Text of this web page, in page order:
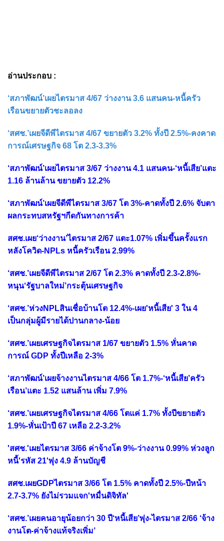
อ่านประกอบ :
‘สภาพัฒน์’เผยไตรมาส 4/67 ว่างงาน 3.6 แสนคน-หนี้ครัว
เรือนขยายตัวชะลอลง
‘สศช.’เผยจีดีพีไตรมาส 4/67 ขยายตัว 3.2% ทั้งปี 2.5%-คงคาด
การณ์เศรษฐกิจ 68 โต 2.3-3.3%
‘สภาพัฒน์’เผยไตรมาส 3/67 ว่างงาน 4.1 แสนคน-‘หนี้เสีย’แตะ
1.16 ล้านล้าน ขยายตัว 12.2%
‘สภาพัฒน์’เผยจีดีพีไตรมาส 3/67 โต 3%-คาดทั้งปี 2.6% จับตา
ผลกระทบสหรัฐฯกีดกันทางการค้า
สศช.เผย‘ว่างงาน’ไตรมาส 2/67 แตะ1.07% เพิ่มขึ้นครั้งแรก
หลังโควิด-NPLs หนี้ครัวเรือน 2.99%
‘สศช.’เผยจีดีพีไตรมาส 2/67 โต 2.3% คาดทั้งปี 2.3-2.8%-
หนุน‘รัฐบาลใหม่’กระตุ้นเศรษฐกิจ
‘สศช.’ห่วงNPLสินเชื่อบ้านโต 12.4%-เผย'หนี้เสีย' 3 ใน 4
เป็นกลุ่มผู้มีรายได้ปานกลาง-น้อย
‘สศช.’เผยเศรษฐกิจไตรมาส 1/67 ขยายตัว 1.5% หั่นคาด
การณ์ GDP ทั้งปีเหลือ 2-3%
‘สภาพัฒน์’เผยจ้างงานไตรมาส 4/66 โต 1.7%-‘หนี้เสีย’ครัว
เรือน’แตะ 1.52 แสนล้าน เพิ่ม 7.9%
‘สศช.’เผยเศรษฐกิจไตรมาส 4/66 โตแค่ 1.7% ทั้งปีขยายตัว
1.9%-หั่นเป้าปี 67 เหลือ 2.2-3.2%
'สศช.'เผยไตรมาส 3/66 ค่าจ้างโต 9%-ว่างงาน 0.99% ห่วงลูก
หนี้'รหัส 21'พุ่ง 4.9 ล้านบัญชี
สศช.เผยGDPไตรมาส 3/66 โต 1.5% คาดทั้งปี 2.5%-ปีหน้า
2.7-3.7% ยังไม่รวมแจก'หมื่นดิจิทัล'
‘สศช.’เผยคนอายุน้อยกว่า 30 ปี‘หนี้เสีย’พุ่ง-ไตรมาส 2/66 ‘จ้าง
งานโต-ค่าจ้างแท้จริงเพิ่ม’